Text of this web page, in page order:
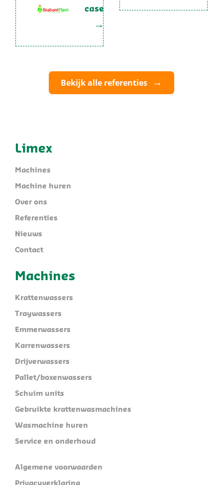
case
Bekijk alle referenties
Limex
Machines
Machine huren
Over ons
Referenties
Nieuws
Contact
Machines
Krattenwassers
Traywassers
Emmerwassers
Karrenwassers
Drijverwassers
Pallet/boxenwassers
Schuim units
Gebruikte krattenwasmachines
Wasmachine huren
Service en onderhoud
Algemene voorwaarden